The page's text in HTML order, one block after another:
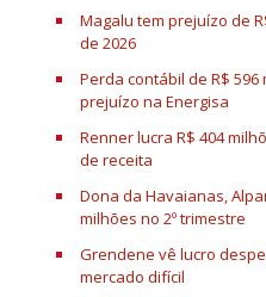
Magalu tem prejuízo de
de 2026
Perda contábil de R$
prejuízo na Energisa
Renner lucra R$ 404
de receita
Dona da Havaianas,
milhões no 2º trimestre
Grendene vê lucro
mercado difícil